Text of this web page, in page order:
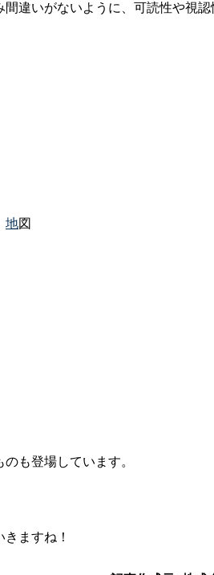
違いがないように、可読性や視
地図
も登場しています。
ますね！